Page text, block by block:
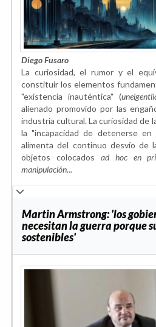
Diego Fusaro
La curiosidad, el rumor y el
constituir los elementos
"existencia inauténtica" (
alienado promovido por las
industria cultural. La curiosidad de
la "incapacidad de detenerse
alimenta del continuo desvío de
objetos colocados ad hoc en
manipulación...
Martin Armstrong: 'los
necesitan la guerra porque
sostenibles'